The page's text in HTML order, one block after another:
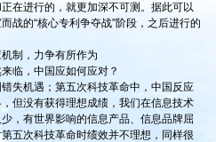
在进行的，就更加深不可测。据此可以
战的“核心专利争夺战”阶段，之后进行的
制，力争有所作为
临，中国应如何应对？
失机遇；第五次科技革命中，中国反应
但没有获得理想成绩，我们在信息技术
，有世界影响的信息产品、信息品牌屈
五次科技革命时绩效并不理想，同样很